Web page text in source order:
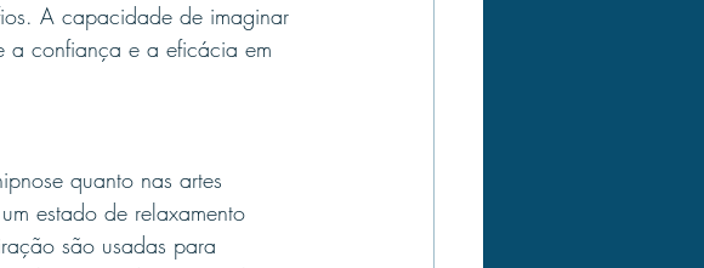
A capacidade de imaginar
a confiança e a eficácia em
quanto nas artes
estado de relaxamento
são usadas para